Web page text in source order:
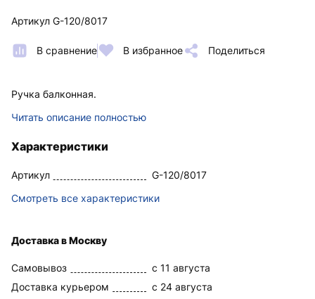
Артикул G-120/8017
В сравнение В избранное Поделиться
Ручка балконная.
Читать описание полностью
Характеристики
Артикул
G-120/8017
Смотреть все характеристики
Доставка в Москву
Самовывоз
c 11 августа
Доставка курьером
c 24 августа